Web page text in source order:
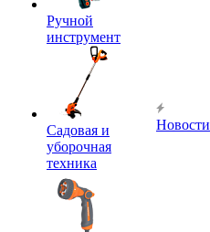
Ручной
инструмент
Садовая и
уборочная
техника
Новости